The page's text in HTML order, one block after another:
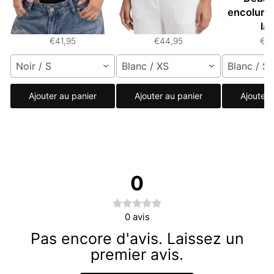
unique avec
découpes
€41,95
Noir / S
Ajouter au panier
halter avec détail de
boucle
€44,95
Blanc / XS
Ajouter au panier
encolure
Blanc / S
Ajouter
0
0 avis
Pas encore d'avis. Laissez un
premier avis.